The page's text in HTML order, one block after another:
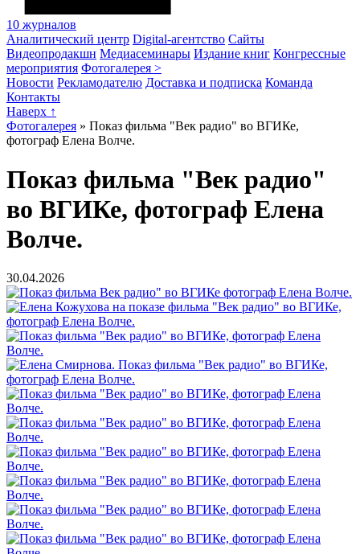
10 журналов
Аналитический центр Digital-агентство Сайты
Видеопродакшн Медиасеминары Издание книг Конгрессные
мероприятия Фотогалерея >
Новости Рекламодателю Доставка и подписка Команда
Контакты
Наверх ↑
Фотогалерея » Показ фильма "Век радио" во ВГИКе,
фотограф Елена Волче.
Показ фильма "Век радио"
во ВГИКе, фотограф Елена
Волче.
30.04.2026